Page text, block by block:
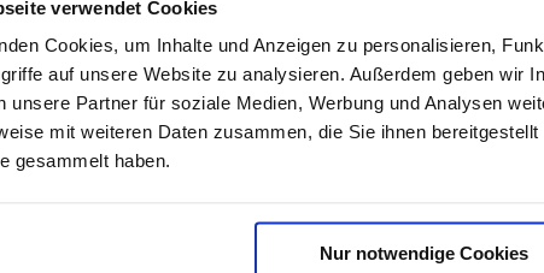
verwendet Cookies
Cookies, um Inhalte und Anzeigen zu personalisieren,
auf unsere Website zu analysieren. Außerdem geben wir
unsere Partner für soziale Medien, Werbung und Analysen
mit weiteren Daten zusammen, die Sie ihnen
gesammelt haben.
Nur notwendige Cookies
Norwegian Cruise Line gehören das östliche und westliche
den Panamakanal sowie Transatlantik-Überquerungen werden
und lieben großes Entertainment und eine große Auswahl
an Bord der NCL Schiffe gibt es eine ausgezeichnete
Line Ihren Spaß und sparen noch dazu Geld, denn mit den